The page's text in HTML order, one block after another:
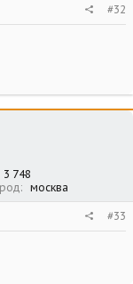
#32
3 748
москва
#33